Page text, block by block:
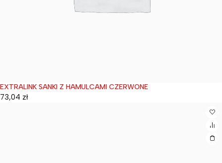
Wyprzedane
EXTRALINK SANKI Z HAMULCAMI CZERWONE
73,04 zł